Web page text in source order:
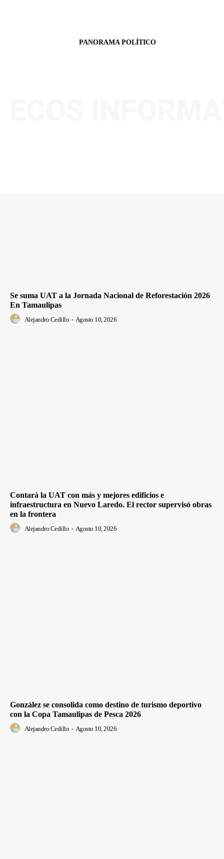
PANORAMA POLÍTICO
Se suma UAT a la Jornada Nacional de Reforestación 2026
En Tamaulipas
Alejandro Cedillo - Agosto 10, 2026
Contará la UAT con más y mejores edificios e
infraestructura en Nuevo Laredo. El rector supervisó obras
en la frontera
Alejandro Cedillo - Agosto 10, 2026
González se consolida como destino de turismo deportivo
con la Copa Tamaulipas de Pesca 2026
Alejandro Cedillo - Agosto 10, 2026